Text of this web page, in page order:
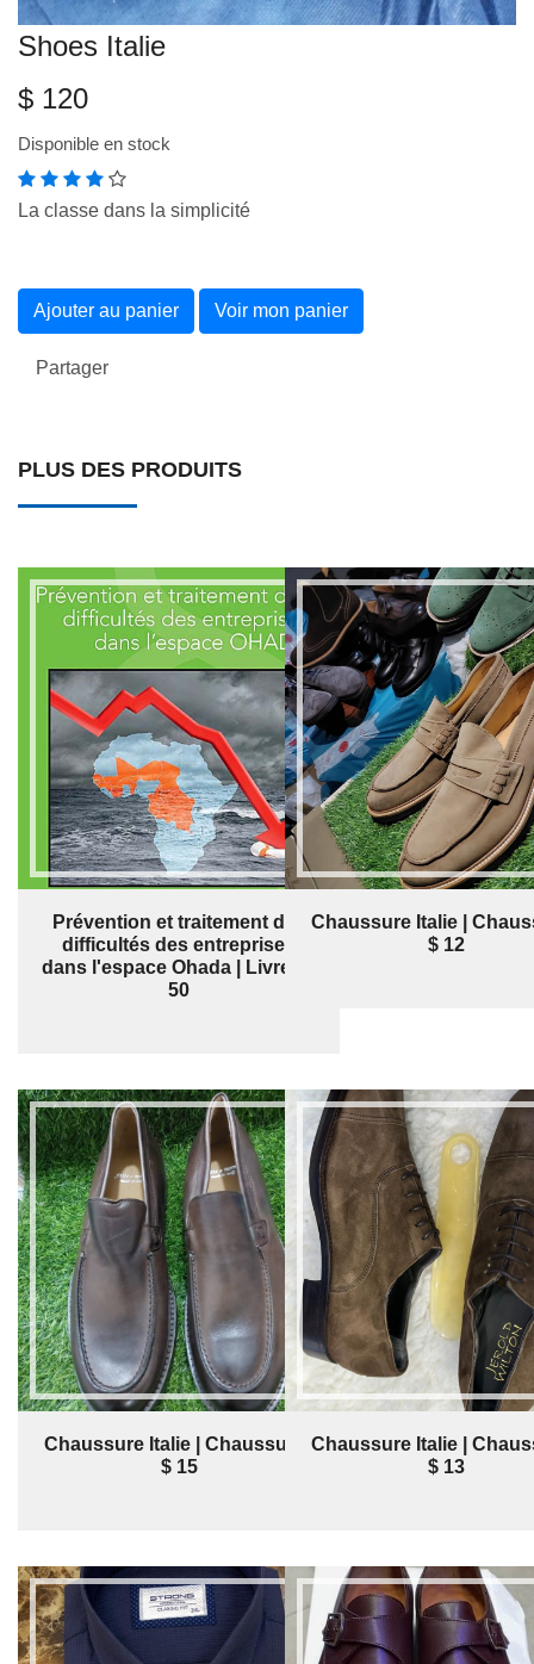
Shoes Italie
$ 120
Disponible en stock
La classe dans la simplicité
Ajouter au panier Voir mon panier
Partager
PLUS DES PRODUITS
Prévention et traitement des
difficultés des entreprises
dans l'espace Ohada | Livre | $
50
Chaussure Italie |
$ 12
Chaussure Italie | Chaussure |
$ 15
Chaussure Italie |
$ 13